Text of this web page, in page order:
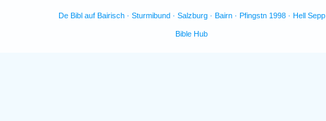
De Bibl auf Bairisch · Sturmibund · Salzburg · Bairn · Pfingstn 1998 · Hell Sepp
Bible Hub